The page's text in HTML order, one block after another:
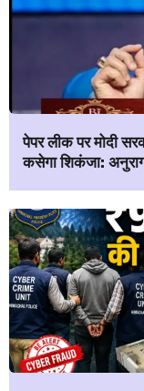
पेपर लीक पर मोदी
कसेगा शिकंजा: